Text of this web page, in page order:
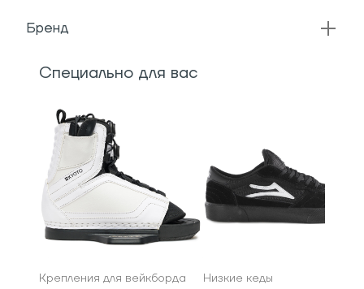
Бренд
Специально для вас
Крепления для вейкборда Низкие кеды